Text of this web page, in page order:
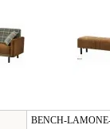
BENCH-